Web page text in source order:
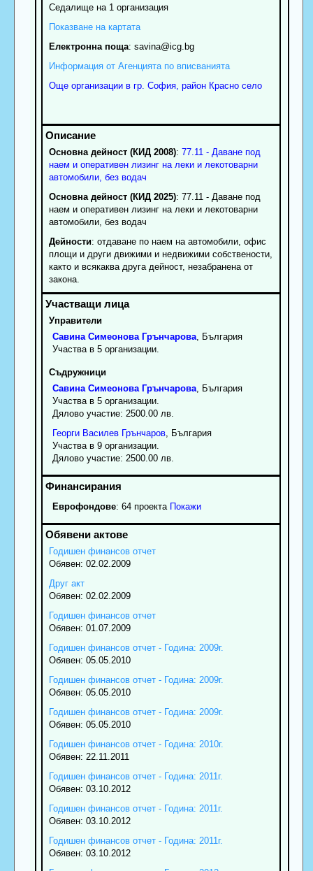
Седалище на 1 организация
Показване на картата
Електронна поща: savina@icg.bg
Информация от Агенцията по вписванията
Още организации в гр. София, район Красно село
Основна дейност (КИД 2008): 77.11 - Даване под
наем и оперативен лизинг на леки и лекотоварни
автомобили, без водач
Основна дейност (КИД 2025): 77.11 - Даване под
наем и оперативен лизинг на леки и лекотоварни
автомобили, без водач
Дейности: отдаване по наем на автомобили, офис
площи и други движими и недвижими собствености,
както и всякаква друга дейност, незабранена от
закона.
Управители
Савина Симеонова Грънчарова, България
Участва в 5 организации.
Съдружници
Савина Симеонова Грънчарова, България
Участва в 5 организации.
Дялово участие: 2500.00 лв.
Георги Василев Грънчаров, България
Участва в 9 организации.
Дялово участие: 2500.00 лв.
Еврофондове: 64 проекта Покажи
Годишен финансов отчет
Обявен: 02.02.2009
Друг акт
Обявен: 02.02.2009
Годишен финансов отчет
Обявен: 01.07.2009
Годишен финансов отчет - Година: 2009г.
Обявен: 05.05.2010
Годишен финансов отчет - Година: 2009г.
Обявен: 05.05.2010
Годишен финансов отчет - Година: 2009г.
Обявен: 05.05.2010
Годишен финансов отчет - Година: 2010г.
Обявен: 22.11.2011
Годишен финансов отчет - Година: 2011г.
Обявен: 03.10.2012
Годишен финансов отчет - Година: 2011г.
Обявен: 03.10.2012
Годишен финансов отчет - Година: 2011г.
Обявен: 03.10.2012